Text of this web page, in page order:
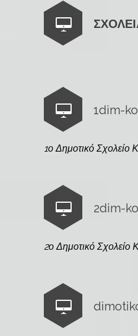
1dim-
1ο Δημοτικό Σχολείο
2dim-
2ο Δημοτικό Σχολείο